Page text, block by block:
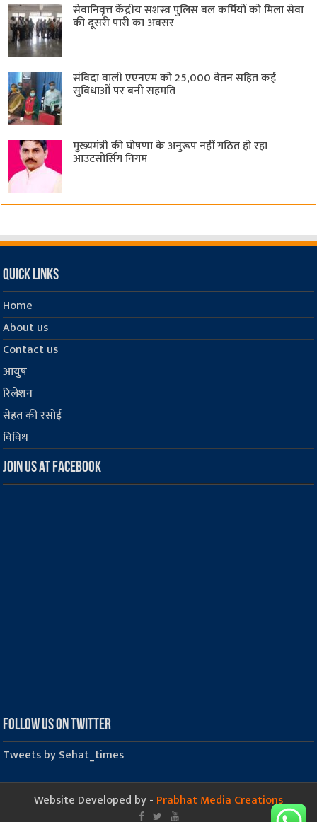
सेवानिवृत्त केंद्रीय सशस्त्र पुलिस बल ​कर्मियों को मिला सेवा
की दूसरी पारी का अवसर
संविदा वाली एएनएम को 25,000 वेतन सहित कई
सुविधाओं पर बनी सहमति
मुख्यमंत्री की घोषणा के अनुरूप नहीं गठित हो रहा
आउटसोर्सिंग निगम
Quick Links
Home
About us
Contact us
आयुष
रिलेशन
सेहत की रसोई
विविध
Join us at Facebook
Follow us on Twitter
Tweets by Sehat_times
Website Developed by - Prabhat Media Creations